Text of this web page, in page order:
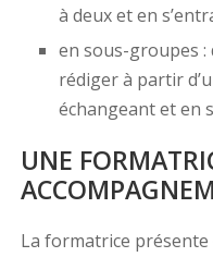
à deux et en
en sous-groupes
rédiger à partir
échangeant et en
UNE
La formatrice